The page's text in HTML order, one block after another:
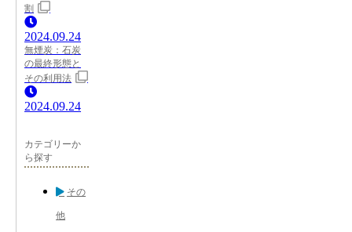
割
2024.09.24
無煙炭：石炭
の最終形態と
その利用法
2024.09.24
カテゴリーか
ら探す
その
他